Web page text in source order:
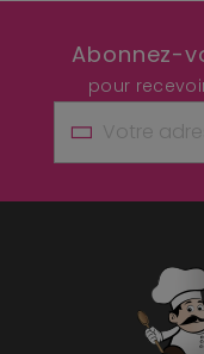
Abonnez-
pour